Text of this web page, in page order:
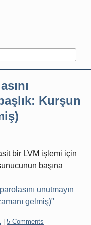
Kurşun
bir LVM işlemi için
başına
unutmayın
gelmiş)"
5 Comments